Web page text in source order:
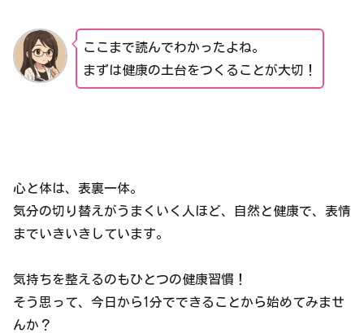
ここまで読んでわかったよね。
まずは健康の土台をつくることが大切！
心と体は、表裏一体。
気分の切り替えがうまくいく人ほど、自然と健康で、表情
までいきいきしています。
気持ちを整えるのもひとつの健康習慣！
そう思って、今日から1分でできることから始めてみませ
んか？